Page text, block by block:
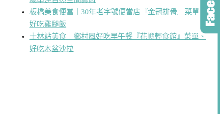
板橋美食便當｜30年老字號便當店『金冠排骨』菜單、
好吃雞腿飯
士林站美食｜鄉村風好吃早午餐『花嶼輕食館』菜單、
好吃木盆沙拉